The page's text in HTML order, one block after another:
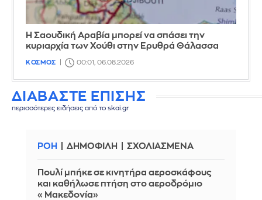
Η Σαουδική Αραβία μπορεί να σπάσει την
κυριαρχία των Χούθι στην Ερυθρά Θάλασσα
ΚΟΣΜΟΣ 00:01, 06.08.2026
ΔΙΑΒΑΣΤΕ ΕΠΙΣΗΣ
περισσότερες ειδήσεις από το skai.gr
ΡΟΗ ΔΗΜΟΦΙΛΗ ΣΧΟΛΙΑΣΜΕΝΑ
Πουλί μπήκε σε κινητήρα αεροσκάφους
και καθήλωσε πτήση στο αεροδρόμιο
«Μακεδονία»